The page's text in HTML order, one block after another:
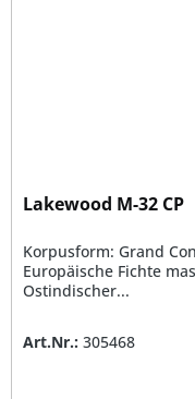
Lakewood M-32 CP
Korpusform: Grand
Europäische Fichte
Ostindischer...
Art.Nr.: 305468